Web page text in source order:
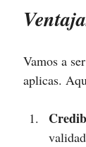
Vamos a
aplicas.